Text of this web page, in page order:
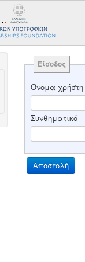
Είσοδος
Όνομα χρήστη
Συνθηματικό